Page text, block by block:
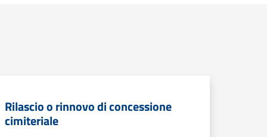
Rilascio o rinnovo di concessione
cimiteriale